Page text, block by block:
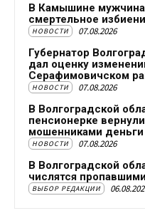
В Камышине
смертельное
НОВОСТИ 07.08.2026
Губернатор
дал оценку
Серафимовичском
НОВОСТИ 07.08.2026
В Волгоградской
пенсионерке
мошенниками деньги
НОВОСТИ 07.08.2026
В Волгоградской
числятся пропавшими
ВЫБОР РЕДАКЦИИ